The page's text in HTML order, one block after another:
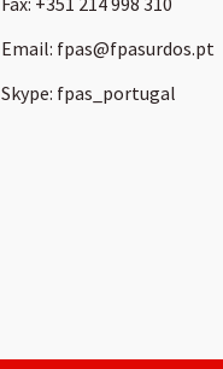
Email: fpas@fpasurdos.pt
Skype: fpas_portugal